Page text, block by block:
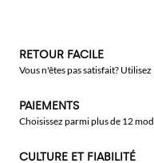
RETOUR FACILE
Vous n'êtes pas satisfait?
PAIEMENTS
Choisissez parmi plus de 12
CULTURE ET FIABILITÉ